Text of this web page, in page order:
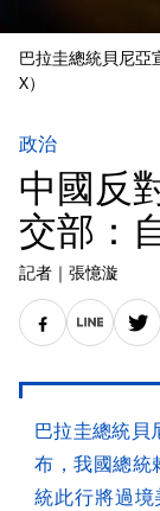
巴拉圭總統貝尼亞
X）
政治
中國反
交部：
記者 ｜ 張憶漩
巴拉圭總統貝
布，我國總統
統此行將過